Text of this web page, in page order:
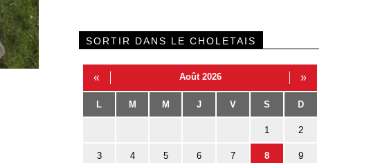
SORTIR DANS LE CHOLETAIS
« Août 2026 »
L M M J V S D
1 2
3 4 5 6 7 8 9